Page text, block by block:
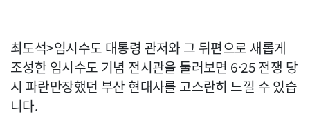
최도석>임시수도 대통령 관저와 그 뒤편으로 새롭게
조성한 임시수도 기념 전시관을 둘러보면 6·25 전쟁 당
시 파란만장했던 부산 현대사를 고스란히 느낄 수 있습
니다.